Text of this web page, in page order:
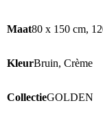
Maat80 x 150 cm,
KleurBruin, Crème
CollectieGOLDEN